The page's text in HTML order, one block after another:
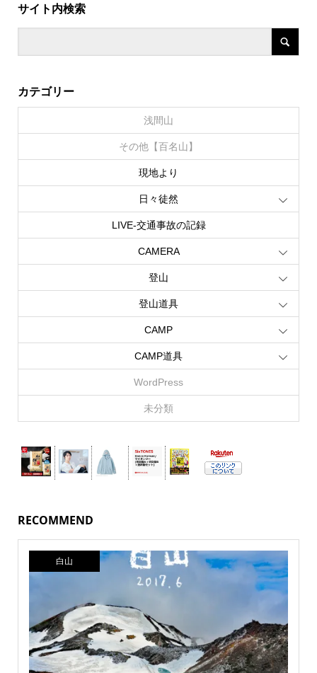
サイト内検索
カテゴリー
浅間山
その他【百名山】
現地より
日々徒然
LIVE‐交通事故の記録
CAMERA
登山
登山道具
CAMP
CAMP道具
WordPress
未分類
RECOMMEND
白山